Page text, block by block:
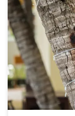
Mehr Zeit für
Menschen
sich selbst mit
Obwohl die
Belastung durch
Zeit für sich